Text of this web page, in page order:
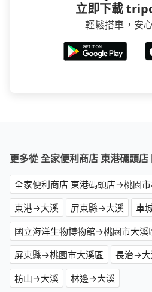
立即下載
輕鬆搭車，安
更多從 全家便利商店 東港碼頭
全家便利商店 東港碼頭店→桃園
東港→大溪
屏東縣→大溪
車
國立海洋生物博物館→桃園市大溪
屏東縣→桃園市大溪區
長治→大
枋山→大溪
林邊→大溪